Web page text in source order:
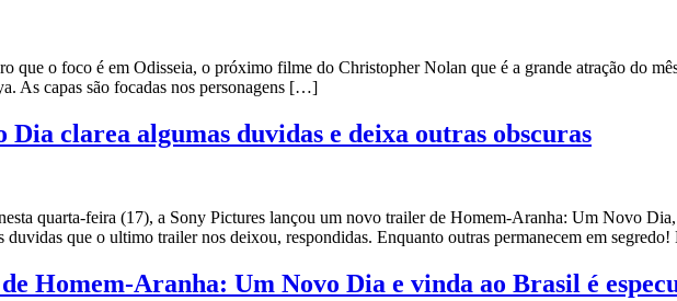
que o foco é em Odisseia, o próximo filme do Christopher Nolan que é a grande atração do
As capas são focadas nos personagens […]
clarea algumas duvidas e deixa outras obscuras
quarta-feira (17), a Sony Pictures lançou um novo trailer de Homem-Aranha: Um Novo
que o ultimo trailer nos deixou, respondidas. Enquanto outras permanecem em
Homem-Aranha: Um Novo Dia e vinda ao Brasil é